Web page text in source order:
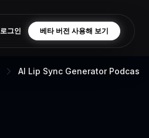
로그인 베타 버전 사용해 보기
AI Lip Sync Generator Podcast